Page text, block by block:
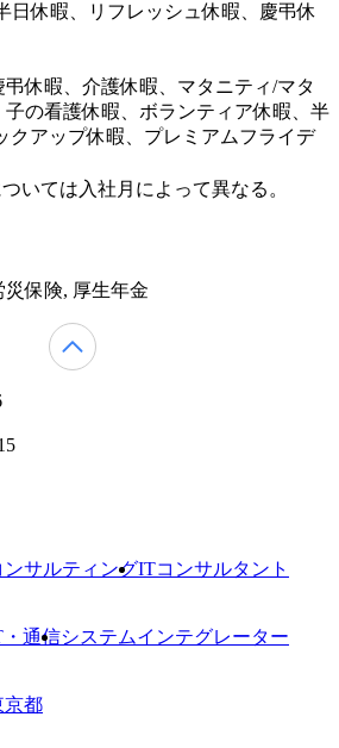
日休暇、リフレッシュ休暇、慶弔休
休暇、介護休暇、マタニティ/マタ
の看護休暇、ボランティア休暇、半
クアップ休暇、プレミアムフライデ
いては入社月によって異なる。
災保険, 厚生年金
ンサルティングITコンサルタント
通信システムインテグレーター
京都